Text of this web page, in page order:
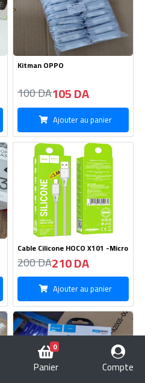
0
Panier Compte
Kitman OPPO
100 DA105 DA
Ajouter au panier
Cable Cilicone HOCO X101 -Micro
200 DA210 DA
Ajouter au panier